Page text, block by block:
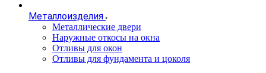
Металлоизделия
Металлические двери
Наружные откосы на окна
Отливы для окон
Отливы для фундамента и цоколя